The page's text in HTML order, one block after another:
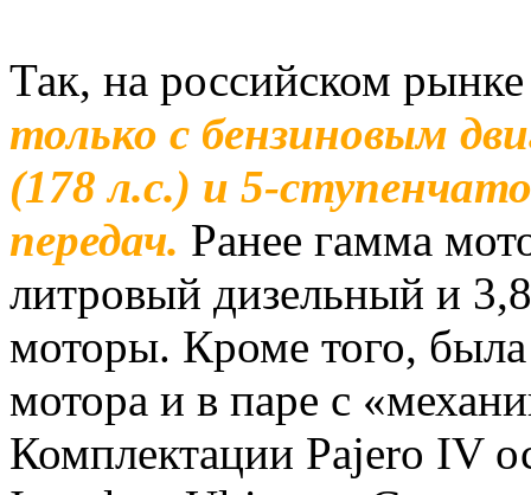
Так, на российском
только с бензиновым
(178 л.с.) и 5-
передач. Ранее гамма
литровый дизельный и
моторы. Кроме того, была
мотора и в паре с
Комплектации Pajero IV